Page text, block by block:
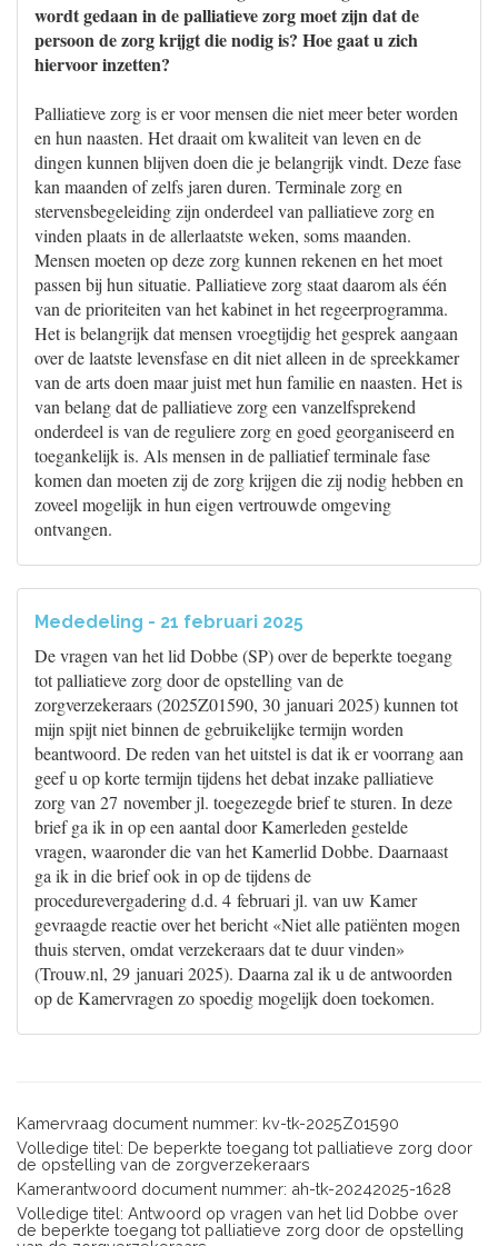
wordt gedaan in de palliatieve zorg moet zijn dat de
persoon de zorg krijgt die nodig is? Hoe gaat u zich
hiervoor inzetten?
Palliatieve zorg is er voor mensen die niet meer beter worden
en hun naasten. Het draait om kwaliteit van leven en de
dingen kunnen blijven doen die je belangrijk vindt. Deze fase
kan maanden of zelfs jaren duren. Terminale zorg en
stervensbegeleiding zijn onderdeel van palliatieve zorg en
vinden plaats in de allerlaatste weken, soms maanden.
Mensen moeten op deze zorg kunnen rekenen en het moet
passen bij hun situatie. Palliatieve zorg staat daarom als één
van de prioriteiten van het kabinet in het regeerprogramma.
Het is belangrijk dat mensen vroegtijdig het gesprek aangaan
over de laatste levensfase en dit niet alleen in de spreekkamer
van de arts doen maar juist met hun familie en naasten. Het is
van belang dat de palliatieve zorg een vanzelfsprekend
onderdeel is van de reguliere zorg en goed georganiseerd en
toegankelijk is. Als mensen in de palliatief terminale fase
komen dan moeten zij de zorg krijgen die zij nodig hebben en
zoveel mogelijk in hun eigen vertrouwde omgeving
ontvangen.
Mededeling - 21 februari 2025
De vragen van het lid Dobbe (SP) over de beperkte toegang
tot palliatieve zorg door de opstelling van de
zorgverzekeraars (2025Z01590, 30 januari 2025) kunnen tot
mijn spijt niet binnen de gebruikelijke termijn worden
beantwoord. De reden van het uitstel is dat ik er voorrang aan
geef u op korte termijn tijdens het debat inzake palliatieve
zorg van 27 november jl. toegezegde brief te sturen. In deze
brief ga ik in op een aantal door Kamerleden gestelde
vragen, waaronder die van het Kamerlid Dobbe. Daarnaast
ga ik in die brief ook in op de tijdens de
procedurevergadering d.d. 4 februari jl. van uw Kamer
gevraagde reactie over het bericht «Niet alle patiënten mogen
thuis sterven, omdat verzekeraars dat te duur vinden»
(Trouw.nl, 29 januari 2025). Daarna zal ik u de antwoorden
op de Kamervragen zo spoedig mogelijk doen toekomen.
Kamervraag document nummer: kv-tk-2025Z01590
Volledige titel: De beperkte toegang tot palliatieve zorg door
de opstelling van de zorgverzekeraars
Kamerantwoord document nummer: ah-tk-20242025-1628
Volledige titel: Antwoord op vragen van het lid Dobbe over
de beperkte toegang tot palliatieve zorg door de opstelling